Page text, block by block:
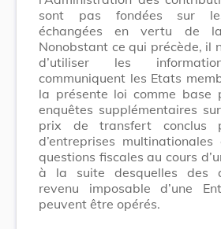
sont pas fondées sur
échangées en vertu de
Nonobstant ce qui précède, il
d’utiliser les
communiquent les Etats
la présente loi comme base
enquêtes supplémentaires
prix de transfert conclus
d’entreprises multinationales
questions fiscales au cours
à la suite desquelles des
revenu imposable d’une
peuvent être opérés.